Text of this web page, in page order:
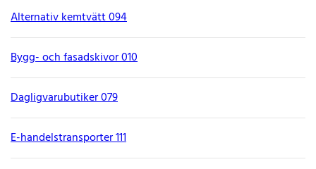
Alternativ kemtvätt 094
Bygg- och fasadskivor 010
Dagligvarubutiker 079
E-handelstransporter 111